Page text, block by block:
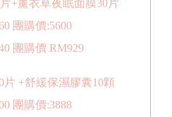
+薰衣草夜眠面膜30片
團購價:5600
團購價 RM929
片 +舒緩保濕膠囊10顆
團購價:3888